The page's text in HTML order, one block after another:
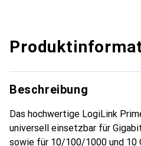
Beschreibung
Das hochwertige LogiLink
universell einsetzbar für
sowie für 10/100/1000 und 10